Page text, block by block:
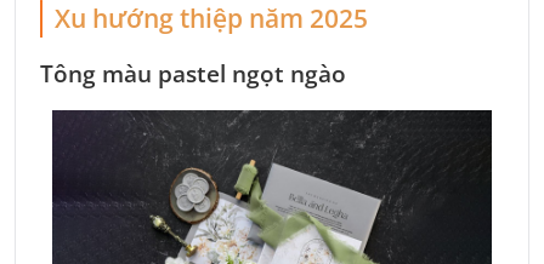
Xu hướng thiệp năm 2025
Tông màu pastel ngọt ngào